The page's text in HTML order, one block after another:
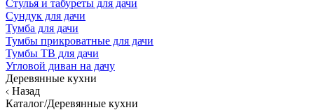
Стулья и табуреты для дачи
Сундук для дачи
Тумба для дачи
Тумбы прикроватные для дачи
Тумбы ТВ для дачи
Угловой диван на дачу
Деревянные кухни
Назад
Каталог/Деревянные кухни